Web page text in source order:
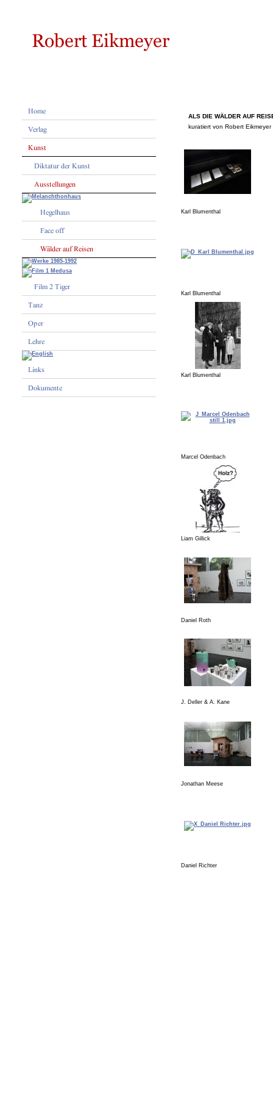
ALS DIE WÄLDER AUF
kuratiert von Robert
Karl Blumenthal
Karl Blumenthal
Karl Blumenthal
Marcel Odenbach
Liam Gillick
Daniel Roth
J. Deller & A. Kane
Jonathan Meese
Daniel Richter